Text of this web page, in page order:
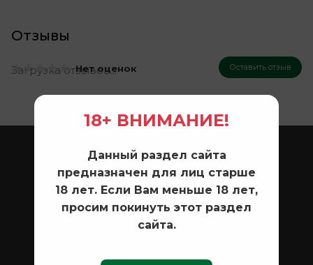
Отзывы
Нет оценок Оставить отзыв
Загрузка отзывов...
ОПТИКА
НОЖИ
РЫБАЛКА
18+ ВНИМАНИЕ!
Данный раздел сайта
предназначен для лиц старше
18 лет. Если Вам меньше 18 лет,
просим покинуть этот раздел
сайта.